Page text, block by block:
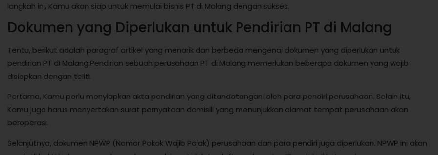
langkah ini, Kamu akan siap untuk memulai bisnis PT di Malang dengan sukses.
Dokumen yang Diperlukan untuk Pendirian PT di Malang
Tentu, berikut adalah paragraf artikel yang menarik dan berbeda mengenai dokumen yang diperlukan untuk
pendirian PT di Malang:Pendirian sebuah perusahaan PT di Malang memerlukan beberapa dokumen yang wajib
disiapkan dengan teliti.
Pertama, Kamu perlu menyiapkan akta pendirian yang ditandatangani oleh para pendiri perusahaan. Selain itu,
Kamu juga harus menyertakan surat pernyataan domisili yang menunjukkan alamat tempat perusahaan akan
beroperasi.
Selanjutnya, dokumen NPWP (Nomor Pokok Wajib Pajak) perusahaan dan para pendiri juga diperlukan. NPWP ini akan